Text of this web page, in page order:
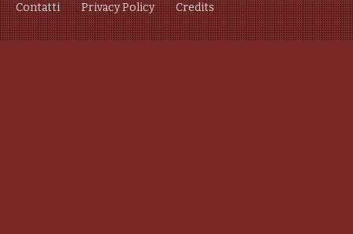
Contatti Privacy Policy Credits